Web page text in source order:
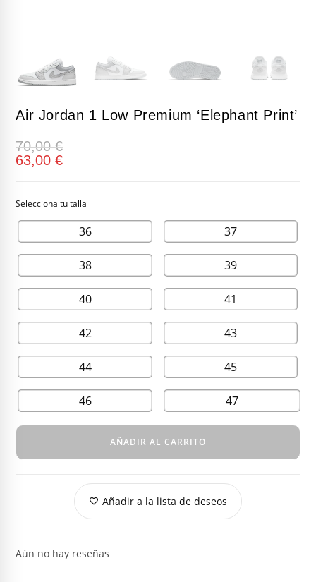
Air Jordan 1 Low Premium ‘Elephant Print’
70,00€
63,00€
36 37
38 39
40 41
42 43
44 45
46 47
AÑADIR AL CARRITO
Añadir a la lista de deseos
Aún no hay reseñas